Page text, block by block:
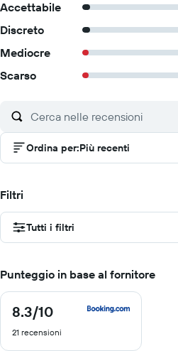
Accettabile
Discreto
Mediocre
Scarso
Ordina per:Più recenti
Filtri
Tutti i filtri
Punteggio in base al fornitore
8.3/10
8.3
10
21 recensioni